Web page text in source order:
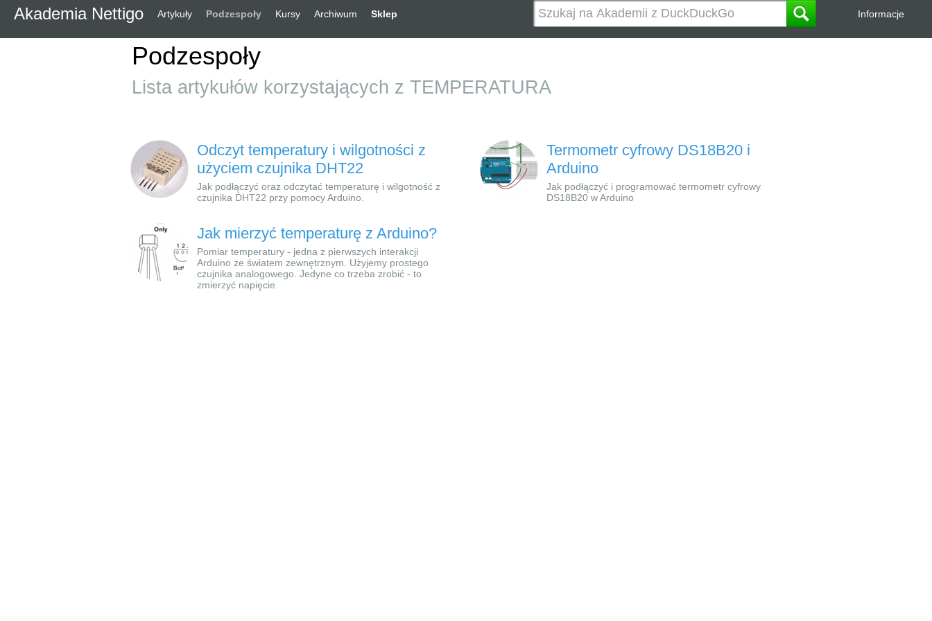
Akademia Nettigo Artykuły Podzespoły Kursy Archiwum Sklep Informacje
Podzespoły
Lista artykułów korzystających z TEMPERATURA
Odczyt temperatury i wilgotności z
użyciem czujnika DHT22
Jak podłączyć oraz odczytać temperaturę i wilgotność z
czujnika DHT22 przy pomocy Arduino.
Termometr cyfrowy DS18B20 i
Arduino
Jak podłączyć i programować termometr cyfrowy
DS18B20 w Arduino
Jak mierzyć temperaturę z Arduino?
Pomiar temperatury - jedna z pierwszych interakcji
Arduino ze światem zewnętrznym. Użyjemy prostego
czujnika analogowego. Jedyne co trzeba zrobić - to
zmierzyć napięcie.